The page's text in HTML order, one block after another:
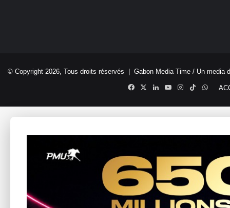
© Copyright 2026, Tous droits réservés | Gabon Media Time / Un media
Facebook
X LinkedinYouTubeInstagram
TikTok